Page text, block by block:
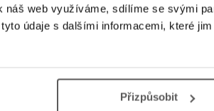
náš web využíváme, sdílíme se svými
údaje s dalšími informacemi, které
Přizpůsobit
Kapybary řeší záhadu
Matthäus Bär